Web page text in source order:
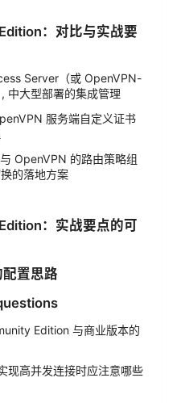
：对比与实战要
Server（或 OpenVPN-
中大型部署的集成管理
服务端自定义证书
OpenVPN 的路由策略组
的落地方案
：实战要点的可
置思路
Edition 与商业版本的
现高并发连接时应注意哪些